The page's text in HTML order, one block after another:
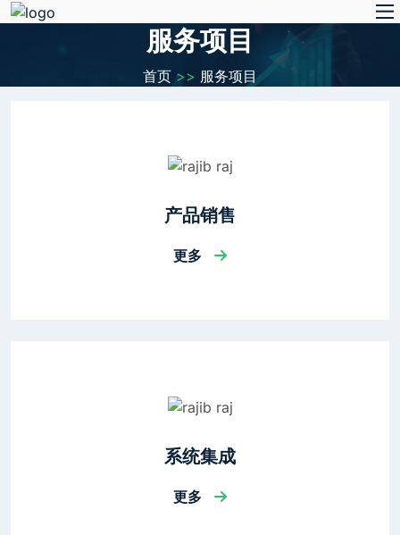
服务项目
首页 >> 服务项目
产品销售
更多
系统集成
更多